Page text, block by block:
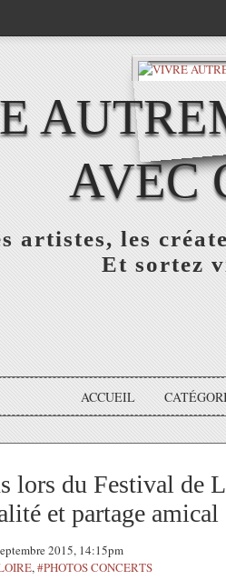
AVEC
artistes, les
Et sortez
ACCUEIL
lors du Festival de
et partage amical
2015, 14:15pm
,#PHOTOS CONCERTS